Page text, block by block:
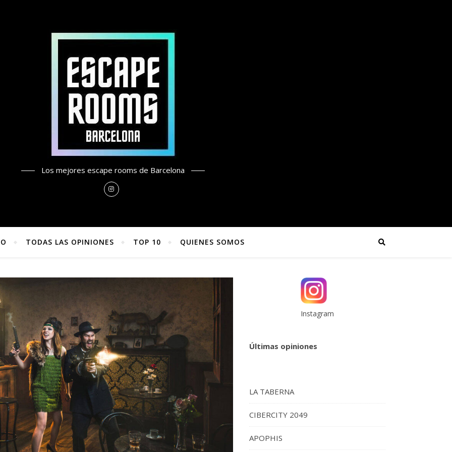
Los mejores escape rooms de Barcelona
TODAS LAS OPINIONES TOP 10 QUIENES SOMOS
Instagram
Últimas opiniones
LA TABERNA
CIBERCITY 2049
APOPHIS